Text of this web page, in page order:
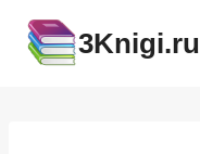
содержимому
3Knigi.ru